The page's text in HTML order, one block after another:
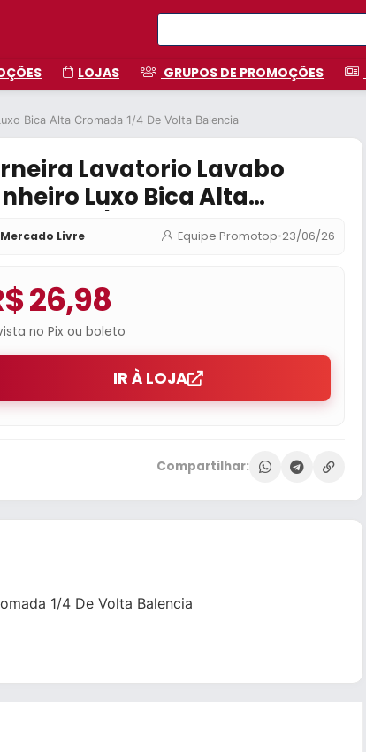
LOJAS GRUPOS DE PROMOÇÕES
Bica Alta Cromada 1/4 De Volta Balencia
Lavatorio Lavabo
Luxo Bica Alta
1/4 De Volta Balencia
Mercado Livre Equipe Promotop•23/06/26
26,98
no Pix ou boleto
IR À LOJA
Compartilhar:
1/4 De Volta Balencia